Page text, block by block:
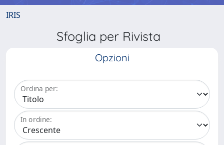
IRIS
Sfoglia per Rivista
Opzioni
Ordina per:
In ordine: